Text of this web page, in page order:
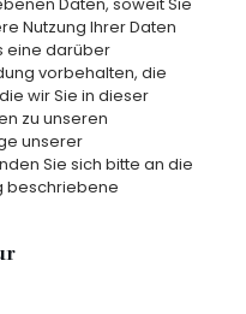
Nutzung Ihrer Daten
eine darüber
vorbehalten, die
wir Sie in dieser
zu unseren
unserer
Sie sich bitte an die
beschriebene